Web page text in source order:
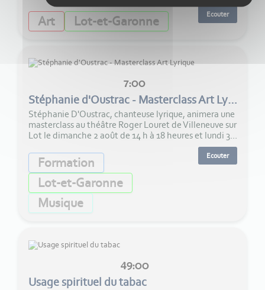
Art Lot-et-Garonne Ecouter
7:00
Stéphanie d'Oustrac - Masterclass Art Lyrique
Stéphanie D'Oustrac, chanteuse lyrique, animera une
masterclass au théâtre Roger Louret de Villeneuve sur
Lot le dimanche 2 août de 14 h à 18 heures et lundi 3...
Formation
Lot-et-Garonne
Musique
Ecouter
49:00
Usage spirituel du tabac